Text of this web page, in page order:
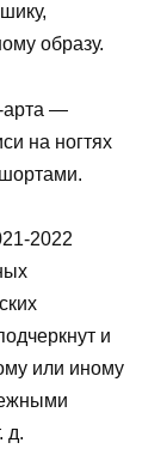
образу.
арта —
на ногтях
2022
и
или иному
д.